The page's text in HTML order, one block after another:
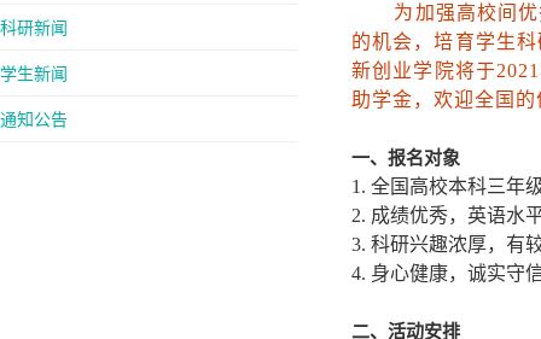
科研新闻
学生新闻
通知公告
为加强高校间优秀
的机会，培育学生
新创业学院将于
助学金，欢迎全国
一、报名对象
1. 全国高校本科三年
2. 成绩优秀，英语水
3. 科研兴趣浓厚，有
4. 身心健康，诚实守
二、活动安排